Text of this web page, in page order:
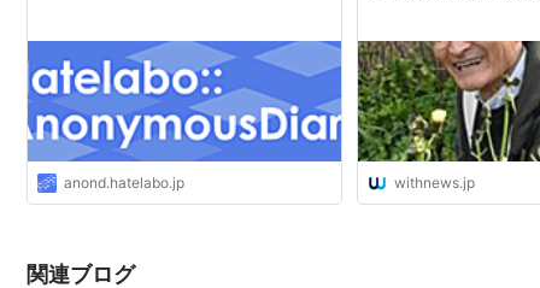
anond.hatelabo.jp withnews.jp
関連ブログ